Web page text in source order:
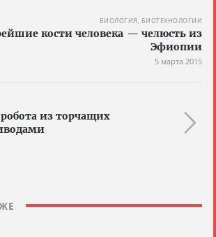
БИОЛОГИЯ, БИОТЕХНОЛОГИИ
кости человека — челюсть из
Эфиопии
5 марта 2015
из торчащих